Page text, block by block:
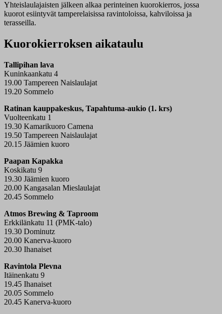
Yhteislaulajaisten jälkeen alkaa perinteinen kuorokierros, jossa
kuorot esiintyvät tamperelaisissa ravintoloissa, kahviloissa ja
terasseilla.
Kuorokierroksen aikataulu
Tallipihan lava
Kuninkaankatu 4
19.00 Tampereen Naislaulajat
19.20 Sommelo
Ratinan kauppakeskus, Tapahtuma-aukio (1. krs)
Vuolteenkatu 1
19.30 Kamarikuoro Camena
19.50 Tampereen Naislaulajat
20.15 Jäämien kuoro
Paapan Kapakka
Koskikatu 9
19.30 Jäämien kuoro
20.00 Kangasalan Mieslaulajat
20.45 Sommelo
Atmos Brewing & Taproom
Erkkilänkatu 11 (PMK-talo)
19.30 Dominutz
20.00 Kanerva-kuoro
20.30 Ihanaiset
Ravintola Plevna
Itäinenkatu 9
19.45 Ihanaiset
20.05 Sommelo
20.45 Kanerva-kuoro